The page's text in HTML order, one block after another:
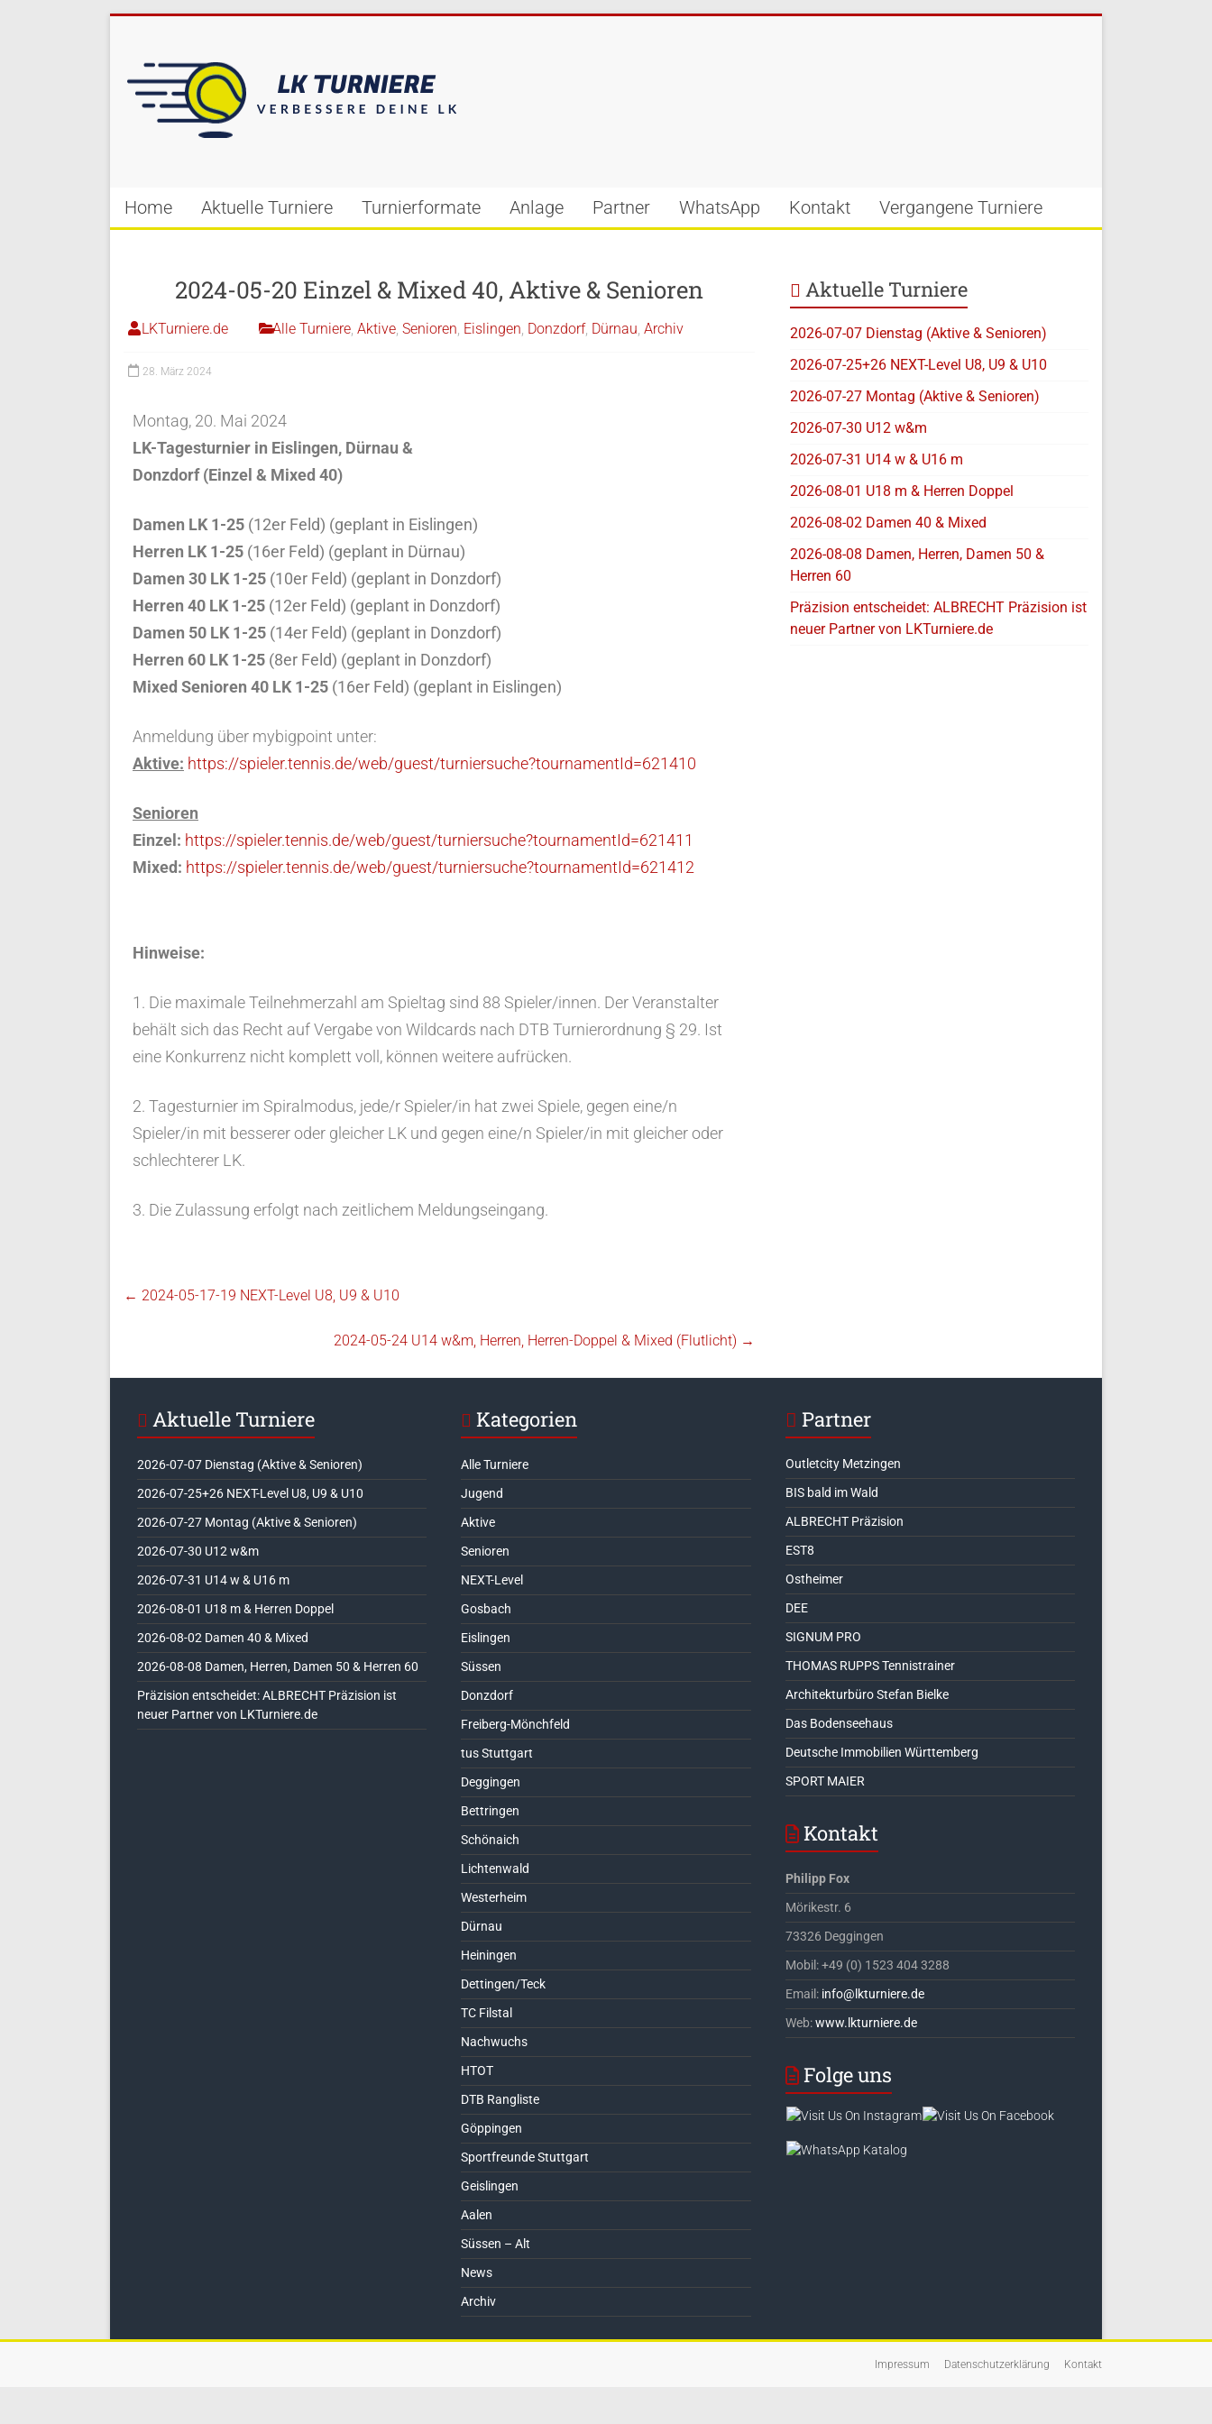
Home Aktuelle Turniere Turnierformate Anlage Partner WhatsApp Kontakt Vergangene Turniere
2024-05-20 Einzel & Mixed 40, Aktive & Senioren
LKTurniere.de Alle Turniere, Aktive, Senioren, Eislingen, Donzdorf, Dürnau, Archiv
28. März 2024
Montag, 20. Mai 2024
LK-Tagesturnier in Eislingen, Dürnau &
Donzdorf (Einzel & Mixed 40)
Damen LK 1-25 (12er Feld) (geplant in Eislingen)
Herren LK 1-25 (16er Feld) (geplant in Dürnau)
Damen 30 LK 1-25 (10er Feld) (geplant in Donzdorf)
Herren 40 LK 1-25 (12er Feld) (geplant in Donzdorf)
Damen 50 LK 1-25 (14er Feld) (geplant in Donzdorf)
Herren 60 LK 1-25 (8er Feld) (geplant in Donzdorf)
Mixed Senioren 40 LK 1-25 (16er Feld) (geplant in Eislingen)
Anmeldung über mybigpoint unter:
Aktive: https://spieler.tennis.de/web/guest/turniersuche?tournamentId=621410
Senioren
Einzel: https://spieler.tennis.de/web/guest/turniersuche?tournamentId=621411
Mixed: https://spieler.tennis.de/web/guest/turniersuche?tournamentId=621412
Hinweise:
1. Die maximale Teilnehmerzahl am Spieltag sind 88 Spieler/innen. Der Veranstalter
behält sich das Recht auf Vergabe von Wildcards nach DTB Turnierordnung § 29. Ist
eine Konkurrenz nicht komplett voll, können weitere aufrücken.
2. Tagesturnier im Spiralmodus, jede/r Spieler/in hat zwei Spiele, gegen eine/n
Spieler/in mit besserer oder gleicher LK und gegen eine/n Spieler/in mit gleicher oder
schlechterer LK.
3. Die Zulassung erfolgt nach zeitlichem Meldungseingang.
← 2024-05-17-19 NEXT-Level U8, U9 & U10
2024-05-24 U14 w&m, Herren, Herren-Doppel & Mixed (Flutlicht) →
Aktuelle Turniere
2026-07-07 Dienstag (Aktive & Senioren)
2026-07-25+26 NEXT-Level U8, U9 & U10
2026-07-27 Montag (Aktive & Senioren)
2026-07-30 U12 w&m
2026-07-31 U14 w & U16 m
2026-08-01 U18 m & Herren Doppel
2026-08-02 Damen 40 & Mixed
2026-08-08 Damen, Herren, Damen 50 &
Herren 60
Präzision entscheidet: ALBRECHT Präzision ist
neuer Partner von LKTurniere.de
Aktuelle Turniere
2026-07-07 Dienstag (Aktive & Senioren)
2026-07-25+26 NEXT-Level U8, U9 & U10
2026-07-27 Montag (Aktive & Senioren)
2026-07-30 U12 w&m
2026-07-31 U14 w & U16 m
2026-08-01 U18 m & Herren Doppel
2026-08-02 Damen 40 & Mixed
2026-08-08 Damen, Herren, Damen 50 & Herren 60
Präzision entscheidet: ALBRECHT Präzision ist
neuer Partner von LKTurniere.de
Kategorien
Alle Turniere
Jugend
Aktive
Senioren
NEXT-Level
Gosbach
Eislingen
Süssen
Donzdorf
Freiberg-Mönchfeld
tus Stuttgart
Deggingen
Bettringen
Schönaich
Lichtenwald
Westerheim
Dürnau
Heiningen
Dettingen/Teck
TC Filstal
Nachwuchs
HTOT
DTB Rangliste
Göppingen
Sportfreunde Stuttgart
Geislingen
Aalen
Süssen – Alt
News
Archiv
Partner
Outletcity Metzingen
BIS bald im Wald
ALBRECHT Präzision
EST8
Ostheimer
DEE
SIGNUM PRO
THOMAS RUPPS Tennistrainer
Architekturbüro Stefan Bielke
Das Bodenseehaus
Deutsche Immobilien Württemberg
SPORT MAIER
Kontakt
Philipp Fox
Mörikestr. 6
73326 Deggingen
Mobil: +49 (0) 1523 404 3288
Email: info@lkturniere.de
Web:www.lkturniere.de
Folge uns
Impressum Datenschutzerklärung Kontakt